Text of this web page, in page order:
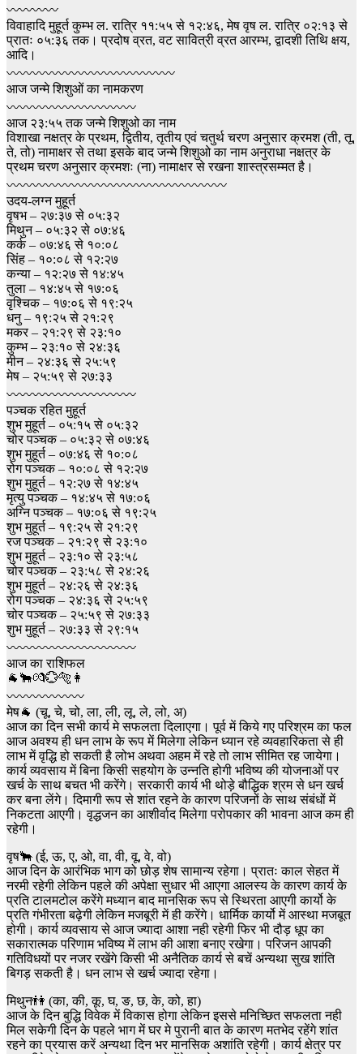
〰️〰️〰️〰️
विवाहादि मुहूर्त कुम्भ ल. रात्रि ११:५५ से १२:४६, मेष वृष ल. रात्रि ०२:१३ से
प्रातः ०५:३६ तक। प्रदोष व्रत, वट सावित्री व्रत आरम्भ, द्वादशी तिथि क्षय,
आदि।
〰〰〰〰〰〰〰〰〰〰〰〰️〰️
आज जन्मे शिशुओं का नामकरण
〰〰〰〰〰〰〰〰〰️〰️
आज २३:५५ तक जन्मे शिशुओ का नाम
विशाखा नक्षत्र के प्रथम, द्वितीय, तृतीय एवं चतुर्थ चरण अनुसार क्रमश (ती, तू,
ते, तो) नामाक्षर से तथा इसके बाद जन्मे शिशुओ का नाम अनुराधा नक्षत्र के
प्रथम चरण अनुसार क्रमशः (ना) नामाक्षर से रखना शास्त्रसम्मत है।
〰〰〰〰〰〰〰〰〰〰〰〰〰〰〰〰〰
उदय-लग्न मुहूर्त
वृषभ – २७:३७ से ०५:३२
मिथुन – ०५:३२ से ०७:४६
कर्क – ०७:४६ से १०:०८
सिंह – १०:०८ से १२:२७
कन्या – १२:२७ से १४:४५
तुला – १४:४५ से १७:०६
वृश्चिक – १७:०६ से १९:२५
धनु – १९:२५ से २१:२९
मकर – २१:२९ से २३:१०
कुम्भ – २३:१० से २४:३६
मीन – २४:३६ से २५:५९
मेष – २५:५९ से २७:३३
〰〰〰〰〰〰〰〰〰〰
पञ्चक रहित मुहूर्त
शुभ मुहूर्त – ०५:१५ से ०५:३२
चोर पञ्चक – ०५:३२ से ०७:४६
शुभ मुहूर्त – ०७:४६ से १०:०८
रोग पञ्चक – १०:०८ से १२:२७
शुभ मुहूर्त – १२:२७ से १४:४५
मृत्यु पञ्चक – १४:४५ से १७:०६
अग्नि पञ्चक – १७:०६ से १९:२५
शुभ मुहूर्त – १९:२५ से २१:२९
रज पञ्चक – २१:२९ से २३:१०
शुभ मुहूर्त – २३:१० से २३:५८
चोर पञ्चक – २३:५८ से २४:२६
शुभ मुहूर्त – २४:२६ से २४:३६
रोग पञ्चक – २४:३६ से २५:५९
चोर पञ्चक – २५:५९ से २७:३३
शुभ मुहूर्त – २७:३३ से २९:१५
〰〰〰〰〰〰〰〰〰〰
आज का राशिफल
🐐🐂💏💮🐅👩
〰️〰️〰️〰️〰️〰️
मेष🐐 (चू, चे, चो, ला, ली, लू, ले, लो, अ)
आज का दिन सभी कार्य मे सफलता दिलाएगा। पूर्व में किये गए परिश्रम का फल
आज अवश्य ही धन लाभ के रूप में मिलेगा लेकिन ध्यान रहे व्यवहारिकता से ही
लाभ में वृद्धि हो सकती है लोभ अथवा अहम में रहे तो लाभ सीमित रह जायेगा।
कार्य व्यवसाय में बिना किसी सहयोग के उन्नति होगी भविष्य की योजनाओं पर
खर्च के साथ बचत भी करेंगे। सरकारी कार्य भी थोड़े बौद्धिक श्रम से धन खर्च
कर बना लेंगे। दिमागी रूप से शांत रहने के कारण परिजनों के साथ संबंधों में
निकटता आएगी। वृद्धजन का आशीर्वाद मिलेगा परोपकार की भावना आज कम ही
रहेगी।
वृष🐂 (ई, ऊ, ए, ओ, वा, वी, वू, वे, वो)
आज दिन के आरंभिक भाग को छोड़ शेष सामान्य रहेगा। प्रातः काल सेहत में
नरमी रहेगी लेकिन पहले की अपेक्षा सुधार भी आएगा आलस्य के कारण कार्य के
प्रति टालमटोल करेंगे मध्यान बाद मानसिक रूप से स्थिरता आएगी कार्यो के
प्रति गंभीरता बढ़ेगी लेकिन मजबूरी में ही करेंगे। धार्मिक कार्यो में आस्था मजबूत
होगी। कार्य व्यवसाय से आज ज्यादा आशा नही रहेगी फिर भी दौड़ धूप का
सकारात्मक परिणाम भविष्य में लाभ की आशा बनाए रखेगा। परिजन आपकी
गतिविधयों पर नजर रखेंगे किसी भी अनैतिक कार्य से बचें अन्यथा सुख शांति
बिगड़ सकती है। धन लाभ से खर्च ज्यादा रहेगा।
मिथुन👫 (का, की, कू, घ, ङ, छ, के, को, हा)
आज के दिन बुद्धि विवेक में विकास होगा लेकिन इससे मनिच्छित सफलता नही
मिल सकेगी दिन के पहले भाग में घर मे पुरानी बात के कारण मतभेद रहेंगे शांत
रहने का प्रयास करें अन्यथा दिन भर मानसिक अशांति रहेगी। कार्य क्षेत्र पर